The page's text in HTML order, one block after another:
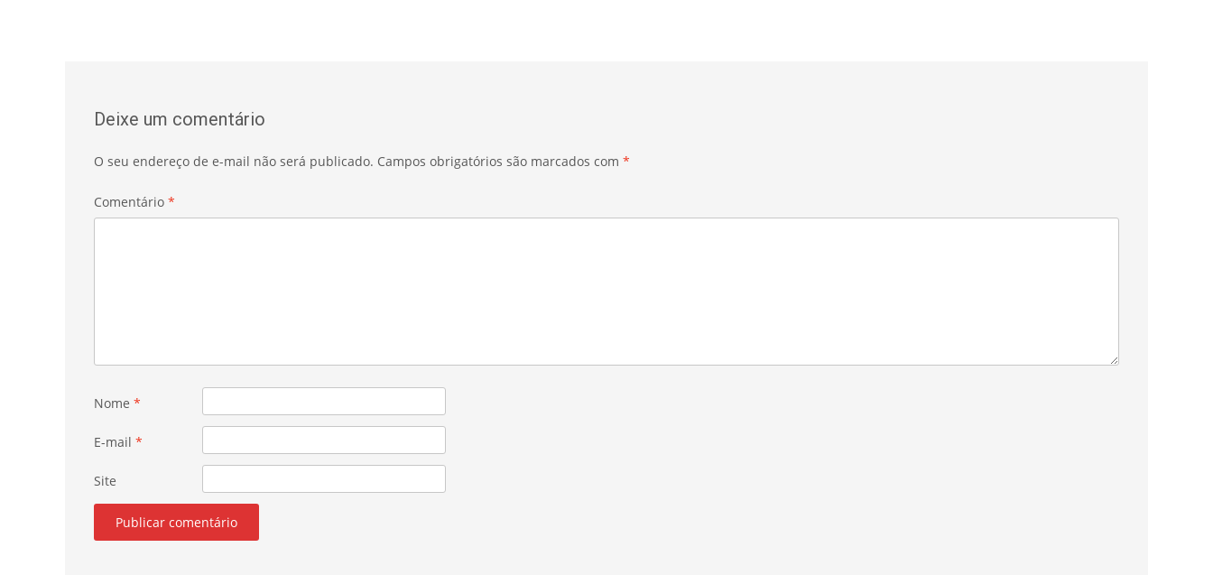
Deixe um comentário
O seu endereço de e-mail não será publicado. Campos obrigatórios são marcados com *
Comentário *
Nome *
E-mail *
Site